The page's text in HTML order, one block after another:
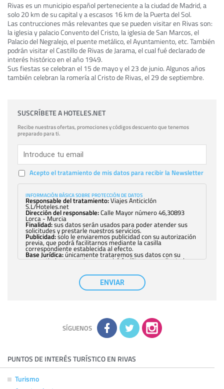
Rivas es un municipio español perteneciente a la ciudad de Madrid, a
solo 20 km de su capital y a escasos 16 km de la Puerta del Sol.
Las contrucciones más relevantes que se pueden visitar en Rivas son:
la iglesia y palacio Convento del Cristo, la iglesia de San Marcos, el
Palacio del Negralejo, el puente metálico, el Ayuntamiento, etc. También
podrán visitar el Castillo de Rivas de Jarama, el cual fué declarado de
interés histórico en el año 1949.
Sus fiestas se celebran el 15 de mayo y el 23 de junio. Algunos años
también celebran la romería al Cristo de Rivas, el 29 de septiembre.
SUSCRÍBETE A HOTELES.NET
Recibe nuestras ofertas, promociones y códigos descuento que tenemos
preparado para ti.
Acepto el tratamiento de mis datos para recibir la Newsletter
INFORMACIÓN BÁSICA SOBRE PROTECCIÓN DE DATOS
Responsable del tratamiento:Viajes Anticiclón
S.L/Hoteles.net
Dirección del responsable:Calle Mayor número 46,30893
Lorca - Murcia
Finalidad:sus datos serán usados para poder atender sus
solicitudes y prestarle nuestros servicios.
Publicidad:solo le enviaremos publicidad con su autorización
previa, que podrá facilitarnos mediante la casilla
correspondiente establecida al efecto.
Base Jurídica:únicamente trataremos sus datos con su
consentimiento previo, que podrá facilitarnos mediante la
con carácter general, sólo el personal de
nuestra entidad que esté debidamente autorizado podrá
tener conocimiento de la información que le pedimos. No se
comunicarán datos a terceros.
adicional y detallada sobre cómo tratamos sus datos en la
política de privacidad
ENVIAR
SÍGUENOS
PUNTOS DE INTERÉS TURÍSTICO EN RIVAS
Turismo